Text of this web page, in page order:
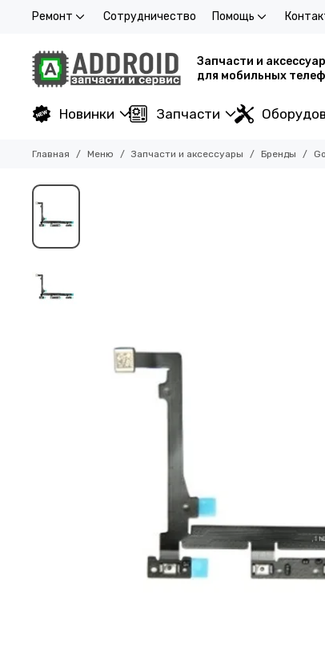
Ремонт Сотрудничество Помощь
Запчасти и
для мобильных
Новинки Запчасти
Главная Меню Запчасти и аксессуары Бренды